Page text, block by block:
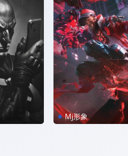
Mj形象